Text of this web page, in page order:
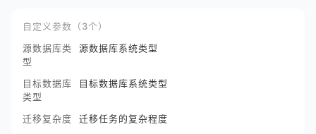
自定义参数（3个）
源数据库类
型
源数据库系统类型
目标数据库
类型
目标数据库系统类型
迁移复杂度 迁移任务的复杂程度